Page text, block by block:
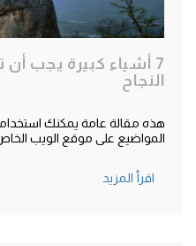
7 أشياء كبيرة يجب
النجاح
هذه مقالة عامة يمكنك
المواضيع على موقع الويب
اقرأ المزيد